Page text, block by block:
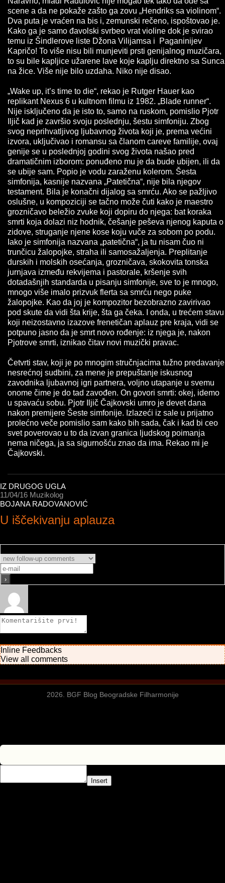
scene a da ne pokaže zašto ga zovu „Hendriks sa violinom“.
Dva puta je vraćen na bis i, zemunski rečeno, ispoštovao je.
Kako ga je samo đavolski svrbeo vrat violine dok je svirao
temu iz Šindlerove liste Džona Vilijamsa i Paganinijev
Kapričo! To više nisu bili munjeviti prsti genijalnog muzičara,
to su bile kapljice užarene lave koje kaplju direktno sa Sunca
na žice. Više nije bilo uzdaha. Niko nije disao.
„Wake up, it’s time to die“, rekao je Rutger Hauer kao
replikant Nexus 6 u kultnom filmu iz 1982. „Blade runner“.
Nije isključeno da je isto to, samo na ruskom, pomislio Pjotr
Iljič kad je završio svoju poslednju, šestu simfoniju. Zbog
svog neprihvatljivog ljubavnog života koji je, prema većini
izvora, uključivao i romansu sa članom careve familije, ovaj
genije se u poslednjoj godini svog života našao pred
dramatičnim izborom: ponuđeno mu je da bude ubijen, ili da
se ubije sam. Popio je vodu zaraženu kolerom. Šesta
simfonija, kasnije nazvana „Patetična“, nije bila njegov
testament. Bila je konačni dijalog sa smrću. Ako se pažljivo
oslušne, u kompoziciji se tačno može čuti kako je maestro
grozničavo beležio zvuke koji dopiru do njega: bat koraka
smrti koja dolazi niz hodnik, češanje peševa njenog kaputa o
zidove, struganje njene kose koju vuče za sobom po podu.
Iako je simfonija nazvana „patetična“, ja tu nisam čuo ni
trunčicu žalopojke, straha ili samosažaljenja. Preplitanje
durskih i molskih osećanja, grozničava, skokovita tonska
jurnjava između rekvijema i pastorale, kršenje svih
dotadašnjih standarda u pisanju simfonije, sve to je mnogo,
mnogo više imalo prizvuk flerta sa smrću nego puke
žalopojke. Kao da joj je kompozitor bezobrazno zavirivao
pod skute da vidi šta krije, šta ga čeka. I onda, u trećem stavu
koji neizostavno izazove frenetičan aplauz pre kraja, vidi se
potpuno jasno da je smrt novo rođenje: iz njega je, nakon
Pjotrove smrti, iznikao čitav novi muzički pravac.
Četvrti stav, koji je po mnogim stručnjacima tužno predavanje
nesrećnoj sudbini, za mene je prepuštanje iskusnog
zavodnika ljubavnoj igri partnera, voljno utapanje u svemu
onome čime je do tad zavođen. On govori smrti: okej, idemo
u spavaću sobu. Pjotr Iljič Čajkovski umro je devet dana
nakon premijere Šeste simfonije. Izlazeći iz sale u prijatno
prolećno veče pomislio sam kako bih sada, čak i kad bi ceo
svet poverovao u to da izvan granica ljudskog poimanja
nema ničega, ja sa sigurnošću znao da ima. Rekao mi je
Čajkovski.
IZ DRUGOG UGLA
11/04/16 Muzikolog
BOJANA RADOVANOVIĆ
U iščekivanju aplauza
Inline Feedbacks
View all comments
2026. BGF Blog Beogradske Filharmonije
Insert